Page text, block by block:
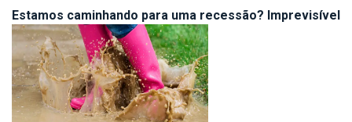
Estamos caminhando para uma recessão? Imprevisível